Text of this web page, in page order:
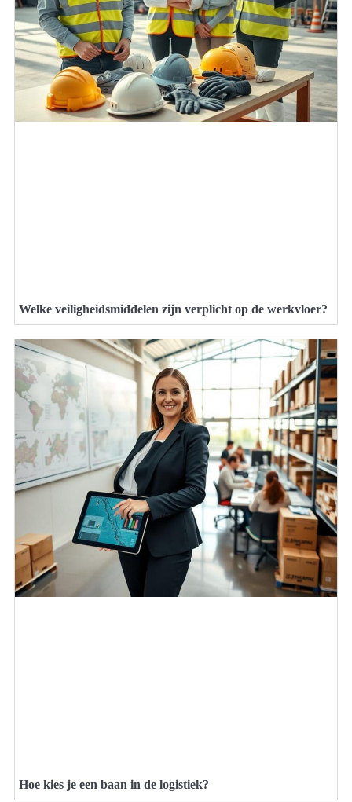
Welke veiligheidsmiddelen zijn verplicht op de werkvloer?
Hoe kies je een baan in de logistiek?